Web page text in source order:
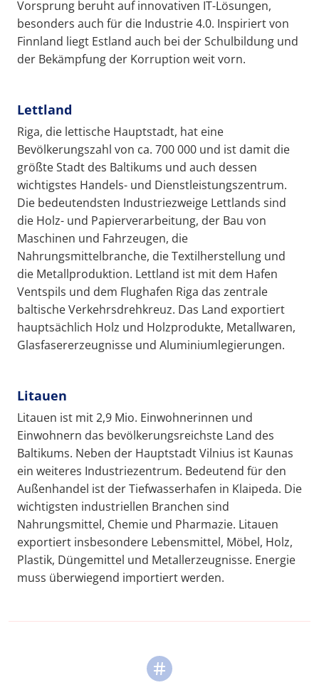
Vorsprung beruht auf innovativen IT-Lösungen,
besonders auch für die Industrie 4.0. Inspiriert von
Finnland liegt Estland auch bei der Schulbildung und
der Bekämpfung der Korruption weit vorn.
Lettland
Riga, die lettische Hauptstadt, hat eine
Bevölkerungszahl von ca. 700 000 und ist damit die
größte Stadt des Baltikums und auch dessen
wichtigstes Handels- und Dienstleistungszentrum.
Die bedeutendsten Industriezweige Lettlands sind
die Holz- und Papierverarbeitung, der Bau von
Maschinen und Fahrzeugen, die
Nahrungsmittelbranche, die Textilherstellung und
die Metallproduktion. Lettland ist mit dem Hafen
Ventspils und dem Flughafen Riga das zentrale
baltische Verkehrsdrehkreuz. Das Land exportiert
hauptsächlich Holz und Holzprodukte, Metallwaren,
Glasfasererzeugnisse und Aluminiumlegierungen.
Litauen
Litauen ist mit 2,9 Mio. Einwohnerinnen und
Einwohnern das bevölkerungsreichste Land des
Baltikums. Neben der Hauptstadt Vilnius ist Kaunas
ein weiteres Industriezentrum. Bedeutend für den
Außenhandel ist der Tiefwasserhafen in Klaipeda. Die
wichtigsten industriellen Branchen sind
Nahrungsmittel, Chemie und Pharmazie. Litauen
exportiert insbesondere Lebensmittel, Möbel, Holz,
Plastik, Düngemittel und Metallerzeugnisse. Energie
muss überwiegend importiert werden.